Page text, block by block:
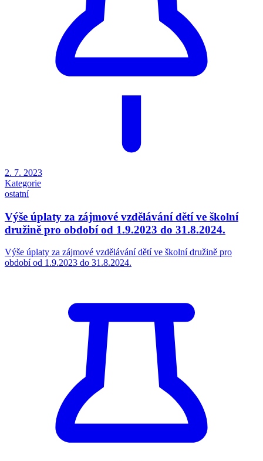
2. 7. 2023
Kategorie
ostatní
Výše úplaty za zájmové vzdělávání dětí ve školní
družině pro období od 1.9.2023 do 31.8.2024.
Výše úplaty za zájmové vzdělávání dětí ve školní družině pro
období od 1.9.2023 do 31.8.2024.